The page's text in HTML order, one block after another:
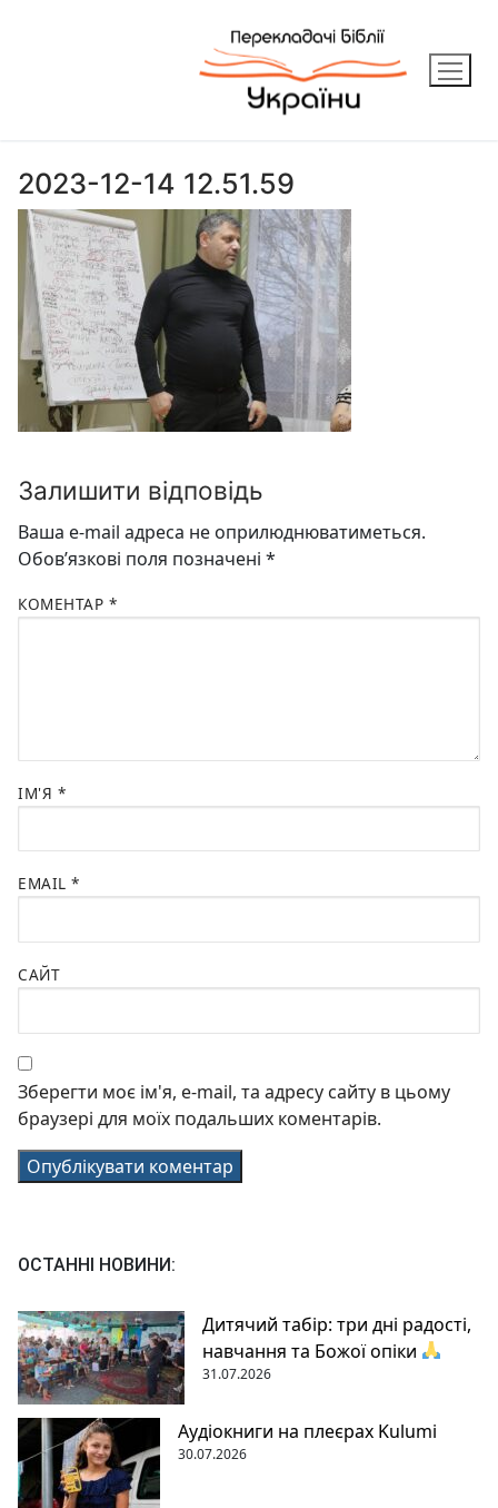
2023-12-14 12.51.59
Залишити відповідь
Ваша e-mail адреса не оприлюднюватиметься.
Обов’язкові поля позначені *
КОМЕНТАР *
ІМ'Я *
EMAIL *
САЙТ
Зберегти моє ім'я, e-mail, та адресу сайту в цьому
браузері для моїх подальших коментарів.
ОСТАННІ НОВИНИ:
Дитячий табір: три дні радості,
навчання та Божої опіки
31.07.2026
Аудіокниги на плеєрах Kulumi
30.07.2026